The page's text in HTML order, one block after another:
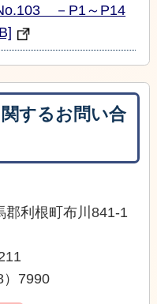
－P1～P14
するお問い合
郡利根町布川841-1
）7990